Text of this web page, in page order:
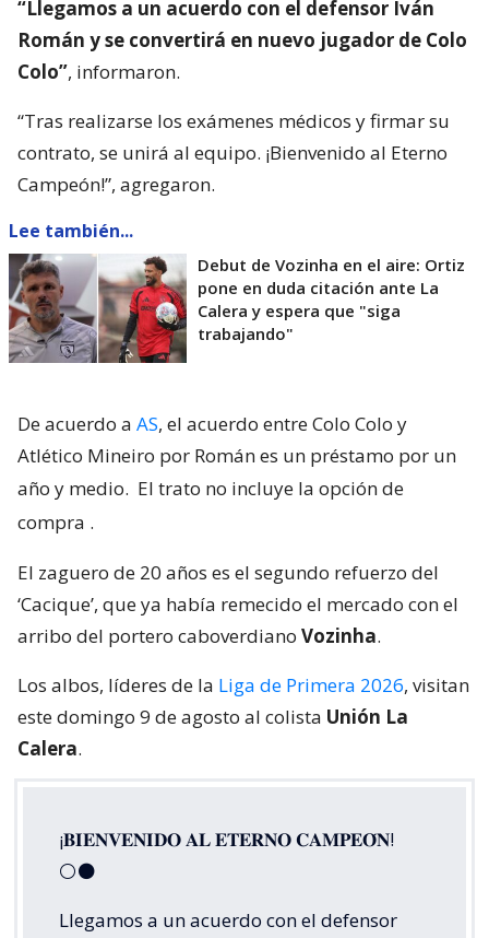
“Llegamos a un acuerdo con el defensor Iván
Román y se convertirá en nuevo jugador de Colo
Colo”, informaron.
“Tras realizarse los exámenes médicos y firmar su
contrato, se unirá al equipo. ¡Bienvenido al Eterno
Campeón!”, agregaron.
Lee también...
Debut de Vozinha en el aire: Ortiz
pone en duda citación ante La
Calera y espera que "siga
trabajando"
De acuerdo a AS, el acuerdo entre Colo Colo y
Atlético Mineiro por Román es un préstamo por un
año y medio. El trato no incluye la opción de
compra .
El zaguero de 20 años es el segundo refuerzo del
‘Cacique’, que ya había remecido el mercado con el
arribo del portero caboverdiano Vozinha.
Los albos, líderes de la Liga de Primera 2026, visitan
este domingo 9 de agosto al colista Unión La
Calera.
¡𝐁𝐈𝐄𝐍𝐕𝐄𝐍𝐈𝐃𝐎 𝐀𝐋 𝐄𝐓𝐄𝐑𝐍𝐎 𝐂𝐀𝐌𝐏𝐄𝐎́𝐍!
⚪⚫
Llegamos a un acuerdo con el defensor